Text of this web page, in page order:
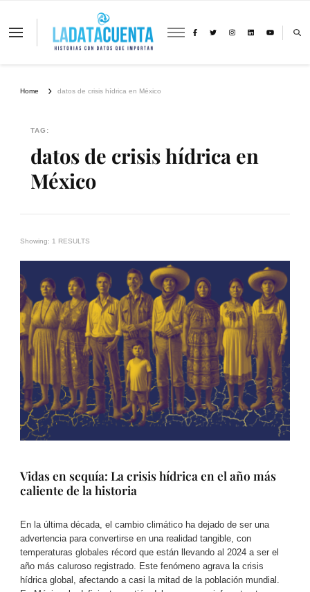
La Data Cuenta es una plataforma
Home datos de crisis hídrica en México
TAG:
datos de crisis hídrica en
México
Showing: 1 RESULTS
Vidas en sequía: La crisis hídrica en el año más
caliente de la historia
En la última década, el cambio climático ha dejado de ser una
advertencia para convertirse en una realidad tangible, con
temperaturas globales récord que están llevando al 2024 a ser el
año más caluroso registrado. Este fenómeno agrava la crisis
hídrica global, afectando a casi la mitad de la población mundial.